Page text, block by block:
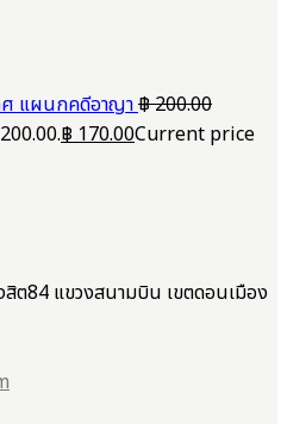
ศ แผนกคดีอาญา฿200.00
฿170.00Current price
ต84 แขวงสนามบิน เขตดอนเมือง